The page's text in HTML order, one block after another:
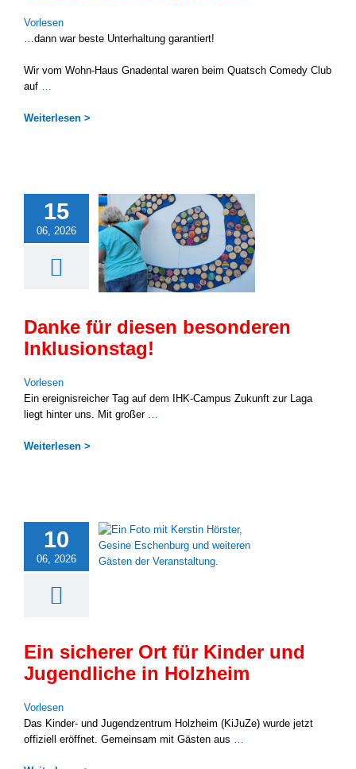
Vor­le­sen
…dann war bes­te Unter­hal­tung garan­tiert!
Wir vom Wohn-Haus Gna­den­tal waren beim Quatsch Come­dy Club
auf
Wei­ter­le­sen >
15
06, 2026
Danke für diesen besonderen
Inklusionstag!
Vor­le­sen
Ein ereig­nis­rei­cher Tag auf dem IHK-Campus Zukunft zur Laga
liegt hin­ter uns. Mit gro­ßer …
Wei­ter­le­sen >
10
06, 2026
Ein sicherer Ort für Kinder und
Jugendliche in Holzheim
Vor­le­sen
Das Kinder- und Jugend­zen­trum Holz­heim (KiJu­Ze) wur­de jetzt
offi­zi­ell eröff­net. Gemein­sam mit Gäs­ten aus …